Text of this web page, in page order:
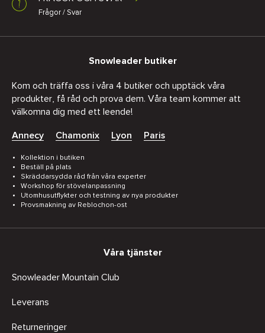
Frågor / Svar
Snowleader butiker
Kom och träffa oss i våra 4 butiker och upptäck våra
produkter, få råd och prova dem. Våra team kommer att
välkomna dig med ett leende!
Annecy Chamonix Lyon Paris
Kollektion i butiken
Beställ på plats
Skräddarsydda råd från våra experter
Workshop för stövelanpassning
Utomhusutflykter och testning av nya produkter
Provsmakning av Reblochon-ost
Våra tjänster
Snowleader Mountain Club
Leverans
Returneringer